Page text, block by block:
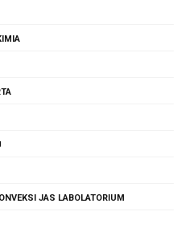
JAS LABOLATORIUM